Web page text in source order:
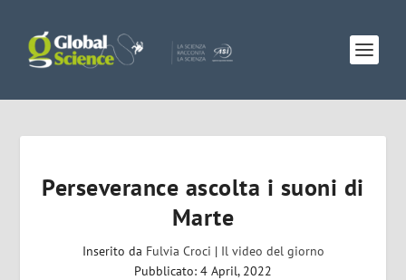
Perseverance ascolta i suoni di
Marte
Inserito da Fulvia Croci | Il video del giorno
Pubblicato: 4 April, 2022